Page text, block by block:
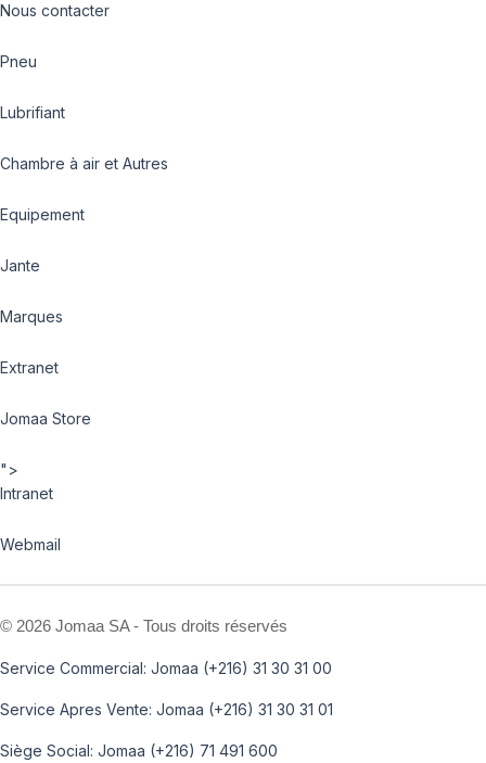
Nous contacter
Pneu
Lubrifiant
Chambre à air et Autres
Equipement
Jante
Marques
Extranet
Jomaa Store
">
Intranet
Webmail
© 2026 Jomaa SA - Tous droits réservés
Service Commercial: Jomaa (+216) 31 30 31 00
Service Apres Vente: Jomaa (+216) 31 30 31 01
Siège Social: Jomaa (+216) 71 491 600